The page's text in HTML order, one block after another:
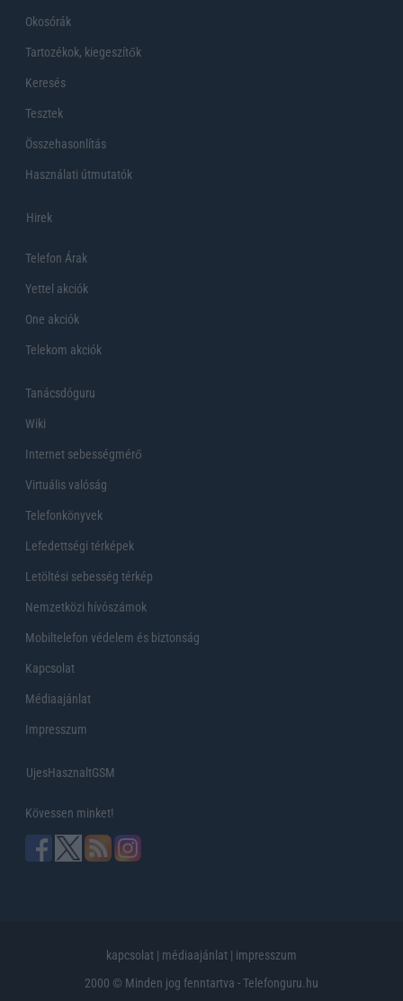
Okosórák
Tartozékok, kiegeszítők
Keresés
Tesztek
Összehasonlítás
Használati útmutatók
Hirek
Telefon Árak
Yettel akciók
One akciók
Telekom akciók
Tanácsdóguru
Wiki
Internet sebességmérő
Virtuális valóság
Telefonkönyvek
Lefedettségi térképek
Letöltési sebesség térkép
Nemzetközi hívószámok
Mobiltelefon védelem és biztonság
Kapcsolat
Médiaajánlat
Impresszum
UjesHasznaltGSM
Kövessen minket!
kapcsolat | médiaajánlat | impresszum
2000 © Minden jog fenntartva - Telefonguru.hu